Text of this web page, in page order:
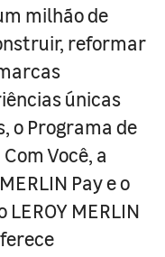
milhão de
reformar
únicas
o Programa de
Você, a
Pay e o
MERLIN